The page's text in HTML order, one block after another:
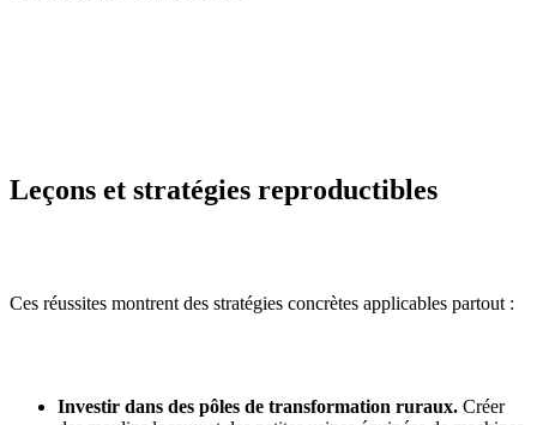
Leçons et stratégies reproductibles
Ces réussites montrent des stratégies concrètes applicables partout :
Investir dans des pôles de transformation ruraux. Créer